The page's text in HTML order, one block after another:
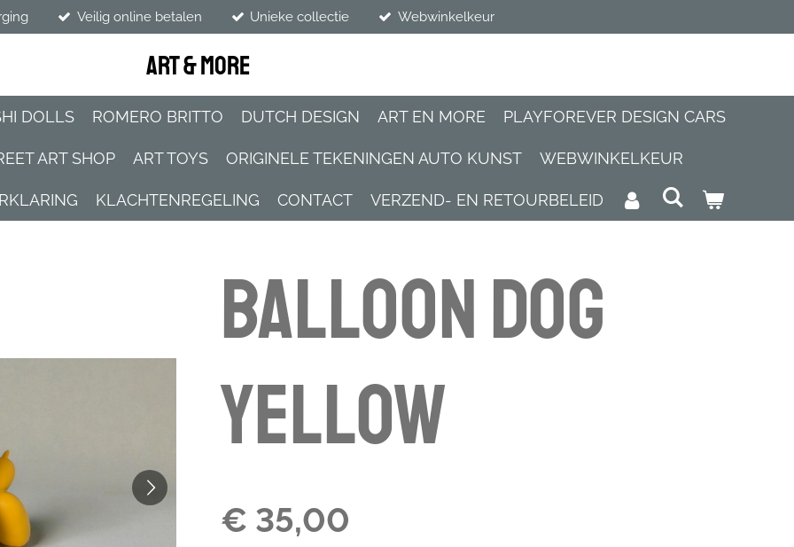
Veilig online betalen Unieke collectie Webwinkelkeur
Art & more
DOLLS ROMERO BRITTO DUTCH DESIGN ART EN MORE PLAYFOREVER DESIGN CARS
ART SHOP ART TOYS ORIGINELE TEKENINGEN AUTO KUNST WEBWINKELKEUR
KLACHTENREGELING CONTACT VERZEND- EN RETOURBELEID
Balloon Dog
Yellow
€ 35,00